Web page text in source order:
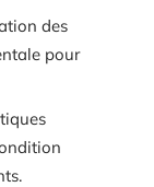
des
pour